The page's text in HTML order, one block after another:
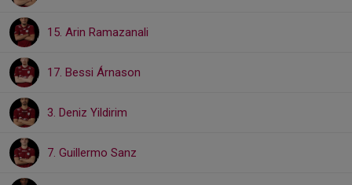
15. Arin Ramazanali
17. Bessi Árnason
3. Deniz Yildirim
7. Guillermo Sanz